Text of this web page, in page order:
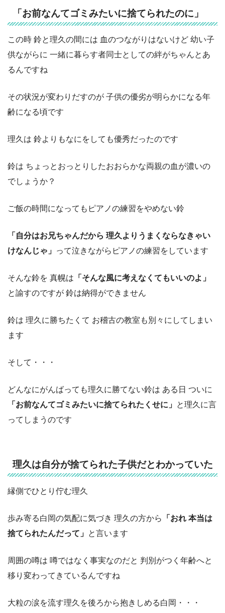
「お前なんてゴミみたいに捨てられたのに」
この時 鈴と理久の間には 血のつながりはないけど 幼い子
供ながらに 一緒に暮らす者同士としての絆がちゃんとあ
るんですね
その状況が変わりだすのが 子供の優劣が明らかになる年
齢になる頃です
理久は 鈴よりもなにをしても優秀だったのです
鈴は ちょっとおっとりしたおおらかな両親の血が濃いの
でしょうか？
ご飯の時間になってもピアノの練習をやめない鈴
「自分はお兄ちゃんだから 理久よりうまくならなきゃい
けなんじゃ」 って泣きながらピアノの練習をしています
そんな鈴を 真幌は 「そんな風に考えなくてもいいのよ」
と諭すのですが 鈴は納得ができません
鈴は 理久に勝ちたくて お稽古の教室も別々にしてしまい
ます
そして・・・
どんなにがんばっても理久に勝てない鈴は ある日 ついに
「お前なんてゴミみたいに捨てられたくせに」 と理久に言
ってしまうのです
理久は自分が捨てられた子供だとわかっていた
縁側でひとり佇む理久
歩み寄る白岡の気配に気づき 理久の方から
「おれ 本当は
捨てられたんだって」 と言います
周囲の噂は 噂ではなく事実なのだと 判別がつく年齢へと
移り変わってきているんですね
大粒の涙を流す理久を後ろから抱きしめる白岡・・・